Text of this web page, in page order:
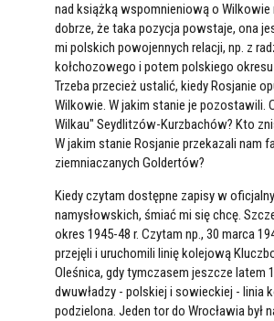
nad książką wspomnieniową o Wilkowie
dobrze, że taka pozycja powstaje, ona
mi polskich powojennych relacji, np. z
kołchozowego i potem polskiego
Trzeba przecież ustalić, kiedy Rosjanie
Wilkowie. W jakim stanie je pozostawili.
Wilkau" Seydlitzów-Kurzbachów? Kto
W jakim stanie Rosjanie przekazali nam
ziemniaczanych Goldertów?
Kiedy czytam dostępne zapisy w
namysłowskich, śmiać mi się chcę.
okres 1945-48 r. Czytam np., 30 marca
przejęli i uruchomili linię kolejową
Oleśnica, gdy tymczasem jeszcze latem
dwuwładzy - polskiej i sowieckiej - linia
podzielona. Jeden tor do Wrocławia był